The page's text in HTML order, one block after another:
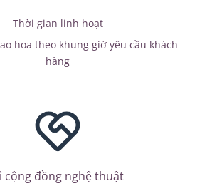
Thời gian linh hoạt
hoa theo khung giờ yêu cầu khách
hàng
cộng đồng nghệ thuật